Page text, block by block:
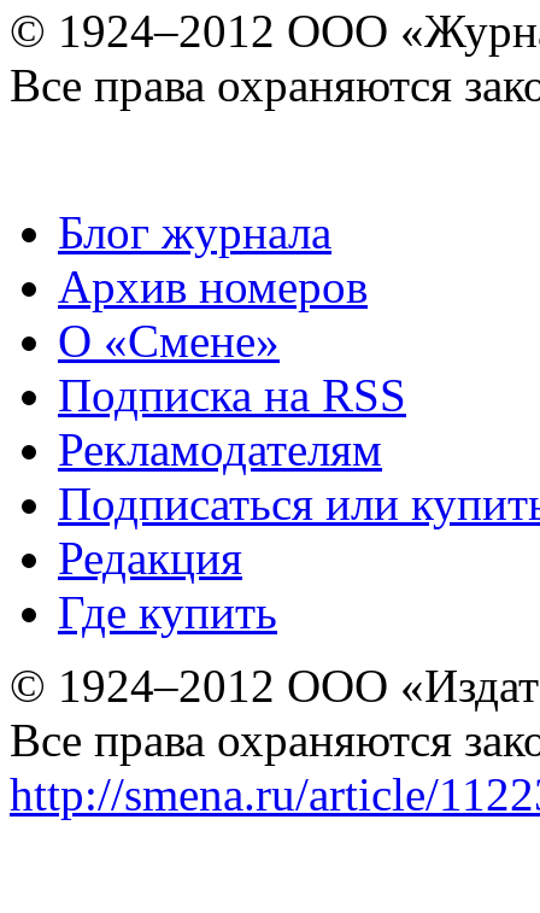
© 1924–2012 ООО
Все права охраняются
Блог журнала
Архив номеров
О «Смене»
Подписка на RSS
Рекламодателям
Подписаться или
Редакция
Где купить
© 1924–2012 ООО
Все права охраняются
http://smena.ru/article/